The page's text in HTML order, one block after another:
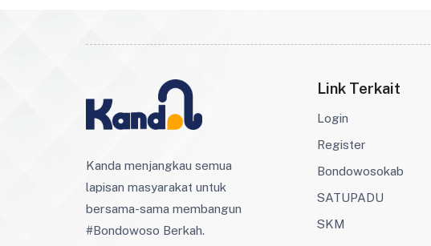
Kanda menjangkau semua
lapisan masyarakat untuk
bersama-sama membangun
#Bondowoso Berkah.
Link Terkait
Login
Register
Bondowosokab
SATUPADU
SKM